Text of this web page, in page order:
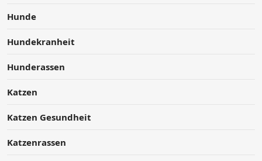
Hunde
Hundekranheit
Hunderassen
Katzen
Katzen Gesundheit
Katzenrassen